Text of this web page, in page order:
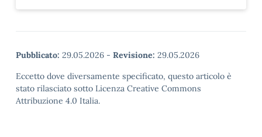
Pubblicato: 29.05.2026 - Revisione: 29.05.2026
Eccetto dove diversamente specificato, questo articolo è
stato rilasciato sotto Licenza Creative Commons
Attribuzione 4.0 Italia.